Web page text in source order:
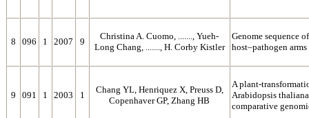
8 096 1 2007 9
Christina A. Cuomo, ......., Yueh-
Long Chang, ......., H. Corby Kistler
Genome sequence
host–pathogen arms
9 091 1 2003 1
Chang YL, Henriquez X, Preuss D,
Copenhaver GP, Zhang HB
A plant-
Arabidopsis
comparative